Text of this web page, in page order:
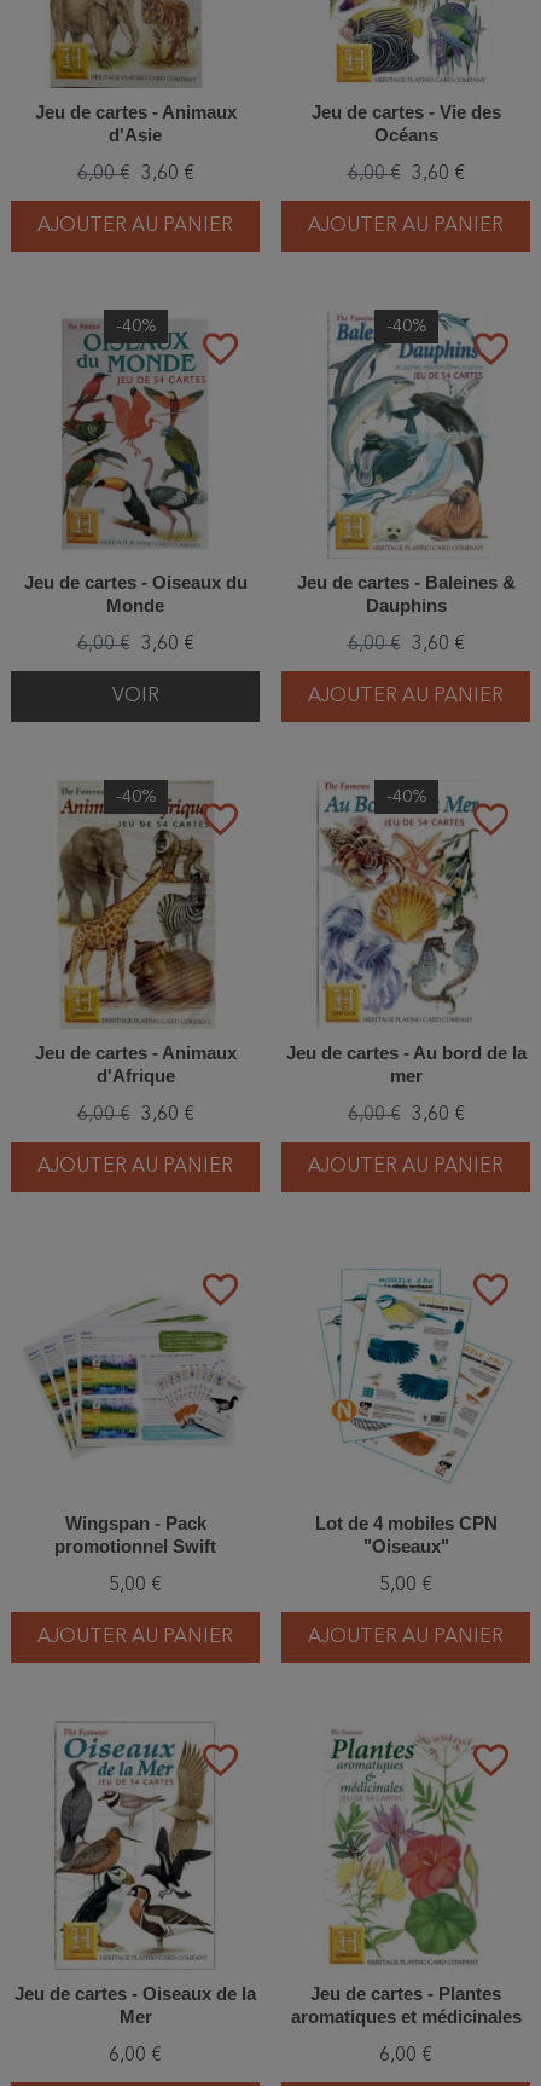
Jeu de cartes - Animaux
d'Asie
6,00 € 3,60 €
AJOUTER AU PANIER
Jeu de cartes - Vie des
Océans
6,00 € 3,60 €
AJOUTER AU PANIER
favorite_border
-40%
Jeu de cartes - Oiseaux du
Monde
6,00 € 3,60 €
VOIR
favorite_border
-40%
Jeu de cartes - Baleines &
Dauphins
6,00 € 3,60 €
AJOUTER AU PANIER
favorite_border
-40%
Jeu de cartes - Animaux
d'Afrique
6,00 € 3,60 €
AJOUTER AU PANIER
favorite_border
-40%
Jeu de cartes - Au bord de la
mer
6,00 € 3,60 €
AJOUTER AU PANIER
favorite_border
Wingspan - Pack
promotionnel Swift
5,00 €
AJOUTER AU PANIER
favorite_border
Lot de 4 mobiles CPN
"Oiseaux"
5,00 €
AJOUTER AU PANIER
favorite_border
Jeu de cartes - Oiseaux de la
Mer
6,00 €
favorite_border
Jeu de cartes - Plantes
aromatiques et médicinales
6,00 €